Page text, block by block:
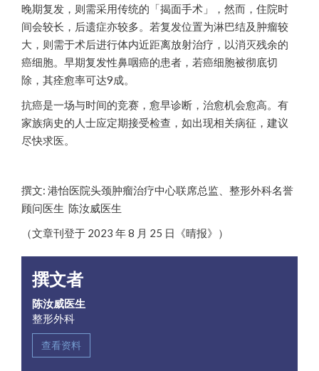
晚期复发，则需采用传统的「揭面手术」，然而，住院时
间会较长，后遗症亦较多。若复发位置为淋巴结及肿瘤较
大，则需于术后进行体内近距离放射治疗，以消灭残余的
癌细胞。早期复发性鼻咽癌的患者，若癌细胞被彻底切
除，其痊愈率可达9成。
抗癌是一场与时间的竞赛，愈早诊断，治愈机会愈高。有
家族病史的人士应定期接受检查，如出现相关病征，建议
尽快求医。
撰文: 港怡医院头颈肿瘤治疗中心联席总监、整形外科名誉
顾问医生 陈汝威医生
（文章刊登于 2023 年 8 月 25 日《晴报》）
撰文者
陈汝威医生
整形外科
查看资料